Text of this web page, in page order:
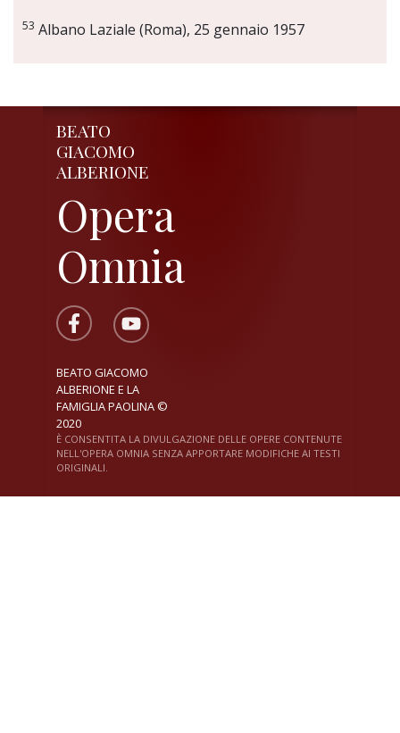
53 Albano Laziale (Roma), 25 gennaio 1957
BEATO
GIACOMO
ALBERIONE
Opera
Omnia
BEATO GIACOMO
ALBERIONE E LA
FAMIGLIA PAOLINA ©
2020
È CONSENTITA LA DIVULGAZIONE DELLE OPERE CONTENUTE
NELL'OPERA OMNIA SENZA APPORTARE MODIFICHE AI TESTI
ORIGINALI.